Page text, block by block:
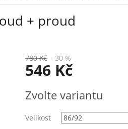
+ proud
780 Kč –30 %
546 Kč
cena:
Zvolte variantu
Velikost